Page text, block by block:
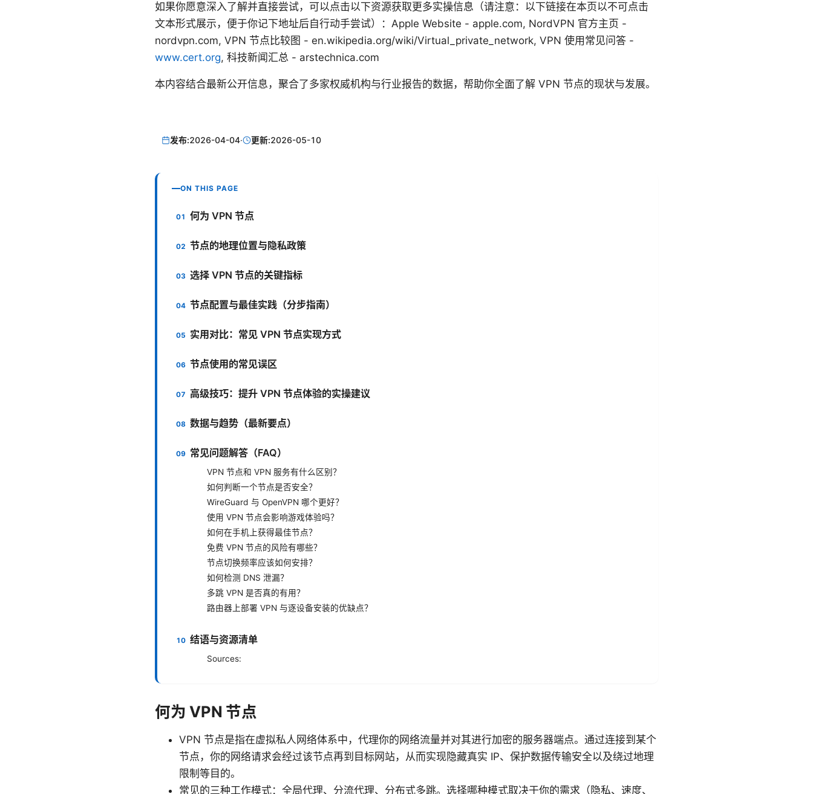
如果你愿意深入了解并直接尝试，可以点击以下资源获取更多实操信息（请注意：以下链接在本页以不可点击
文本形式展示，便于你记下地址后自行动手尝试）：Apple Website - apple.com, NordVPN 官方主页 -
nordvpn.com, VPN 节点比较图 - en.wikipedia.org/wiki/Virtual_private_network, VPN 使用常见问答 -
www.cert.org, 科技新闻汇总 - arstechnica.com
本内容结合最新公开信息，聚合了多家权威机构与行业报告的数据，帮助你全面了解 VPN 节点的现状与发展。
发布:2026-04-04· 更新:2026-05-10
ON THIS PAGE
何为 VPN 节点
节点的地理位置与隐私政策
选择 VPN 节点的关键指标
节点配置与最佳实践（分步指南）
实用对比：常见 VPN 节点实现方式
节点使用的常见误区
高级技巧：提升 VPN 节点体验的实操建议
数据与趋势（最新要点）
常见问题解答（FAQ）
VPN 节点和 VPN 服务有什么区别？
如何判断一个节点是否安全？
WireGuard 与 OpenVPN 哪个更好？
使用 VPN 节点会影响游戏体验吗？
如何在手机上获得最佳节点？
免费 VPN 节点的风险有哪些？
节点切换频率应该如何安排？
如何检测 DNS 泄漏？
多跳 VPN 是否真的有用？
路由器上部署 VPN 与逐设备安装的优缺点？
结语与资源清单
Sources:
何为 VPN 节点
VPN 节点是指在虚拟私人网络体系中，代理你的网络流量并对其进行加密的服务器端点。通过连接到某个
节点，你的网络请求会经过该节点再到目标网站，从而实现隐藏真实 IP、保护数据传输安全以及绕过地理
限制等目的。
常见的三种工作模式：全局代理、分流代理、分布式多跳。选择哪种模式取决于你的需求（隐私、速度、